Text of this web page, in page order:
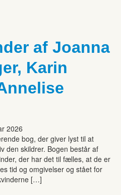
af Joanna
Karin
2026
bog, der giver lyst til at
den skildrer. Bogen består af
der har det til fælles, at de er
tid og omgivelser og stået for
[…]